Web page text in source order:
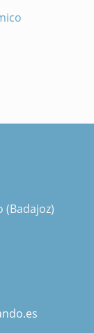
(Badajoz)